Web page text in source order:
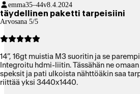
emma35–44v8.4.2024
täydellinen paketti tarpeisiini
Arvosana 5/5
14”, 16gt muistia M3 suoritin ja se
Integroitu hdmi-liitin. Tässähän ne
speksit ja pati ulkoista nähttöäkin saa
riittää yksi 3440x1440.